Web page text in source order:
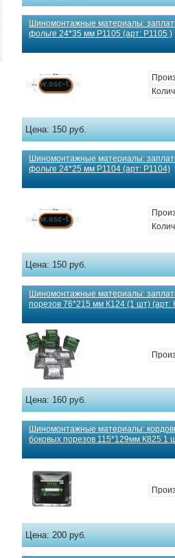
Шиномонтажные материалы:
фольге 24*35 мм Р1105 (арт: Р1105 )
Цена: 150 руб.
Шиномонтажные материалы:
фольге 24*25 мм Р1104 (арт: Р1104)
Цена: 150 руб.
Шиномонтажные материалы:
порезов 76*215 мм К124 (1 шт) (арт:
Цена: 160 руб.
Шиномонтажные материалы:
боковых порезов 115*129мм К825 1
Цена: 200 руб.